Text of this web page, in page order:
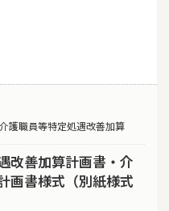
護職員等特定処遇改善加算
改善加算計画書・介
画書様式（別紙様式